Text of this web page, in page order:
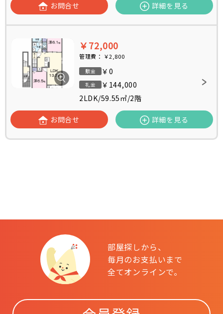
お問合せ 詳細を見る
￥72,000
管理費： ￥2,800
敷金 ￥0
礼金
￥144,000
2LDK/59.55㎡/2階
お問合せ 詳細を見る
部屋探しから、
毎月のお支払いまで
全てオンラインで。